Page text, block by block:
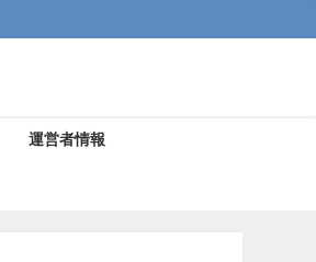
運営者情報